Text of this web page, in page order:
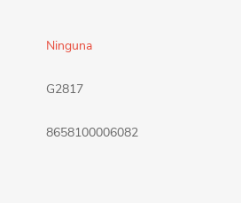
Ninguna
G2817
8658100006082